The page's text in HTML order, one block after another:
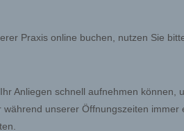
Praxis online buchen, nutzen Sie
Anliegen schnell aufnehmen können,
während unserer Öffnungszeiten